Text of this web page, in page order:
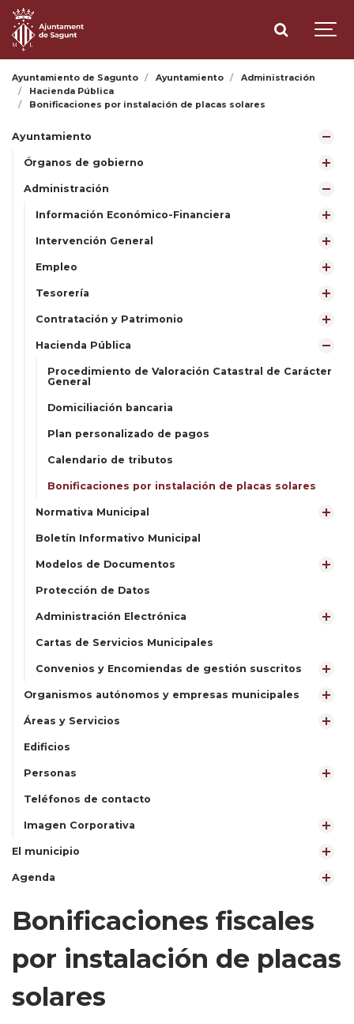
Ayuntamiento de Sagunto Ayuntamiento
Administración
Hacienda Pública
Bonificaciones por instalación de placas solares
Ayuntamiento
Órganos de gobierno
Administración
Información Económico-Financiera
Intervención General
Empleo
Tesorería
Contratación y Patrimonio
Hacienda Pública
Procedimiento de Valoración Catastral de Carácter
General
Domiciliación bancaria
Plan personalizado de pagos
Calendario de tributos
Bonificaciones por instalación de placas solares
Normativa Municipal
Boletín Informativo Municipal
Modelos de Documentos
Protección de Datos
Administración Electrónica
Cartas de Servicios Municipales
Convenios y Encomiendas de gestión suscritos
Organismos autónomos y empresas municipales
Áreas y Servicios
Edificios
Personas
Teléfonos de contacto
Imagen Corporativa
El municipio
Agenda
Bonificaciones fiscales
por instalación de placas
solares